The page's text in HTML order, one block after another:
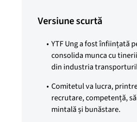
Versiune scurtă
YTF Ung a fost înființată
consolida munca cu
din industria
Comitetul va lucra,
recrutare, competență,
mintală și bunăstare.